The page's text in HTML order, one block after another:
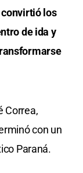
los
de ida y
Correa,
con un
Paraná.